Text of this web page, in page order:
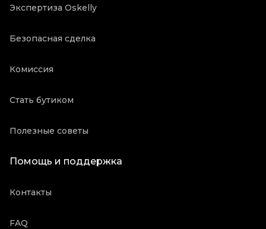
Экспертиза Oskelly
Безопасная сделка
Комиссия
Стать бутиком
Полезные советы
Помощь и поддержка
Контакты
FAQ